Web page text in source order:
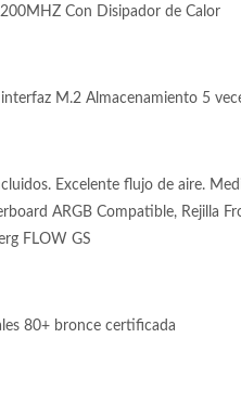
Con Disipador de Calor
M.2 Almacenamiento 5
Excelente flujo de aire.
ARGB Compatible, Rejilla
FLOW GS
80+ bronce certificada